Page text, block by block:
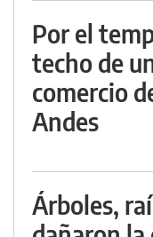
Por el
techo de
comercio
Andes
Árboles,